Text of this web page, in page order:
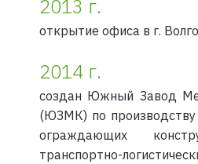
2013 г.
открытие офиса в г.
2014 г.
создан Южный Завод
(ЮЗМК) по производству
ограждающих
транспортно-